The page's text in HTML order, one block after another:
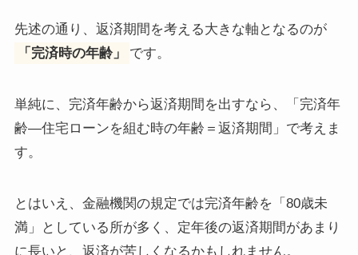
先述の通り、返済期間を考える大きな軸となるのが
「完済時の年齢」
です。
単純に、完済年齢から返済期間を出すなら、「完済年
齢―住宅ローンを組む時の年齢＝返済期間」で考えま
す。
とはいえ、金融機関の規定では完済年齢を「80歳未
満」としている所が多く、定年後の返済期間があまり
に長いと、返済が苦しくなるかもしれません。